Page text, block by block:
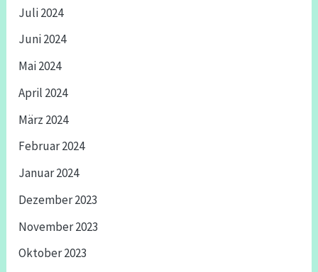
Juli 2024
Juni 2024
Mai 2024
April 2024
März 2024
Februar 2024
Januar 2024
Dezember 2023
November 2023
Oktober 2023